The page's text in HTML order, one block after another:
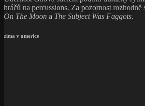
hráčů na percussions. Za pozornost rozhodně
On The Moon a The Subject Was Faggots.
zima v americe